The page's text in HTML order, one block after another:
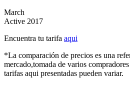
March
Active 2017
Encuentra tu tarifa aqui
*La comparación de precios es una
mercado,tomada de varios
tarifas aqui presentadas pueden variar.